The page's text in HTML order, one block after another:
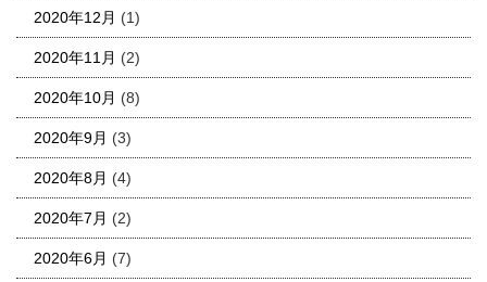
2020年12月 (1)
2020年11月 (2)
2020年10月 (8)
2020年9月 (3)
2020年8月 (4)
2020年7月 (2)
2020年6月 (7)